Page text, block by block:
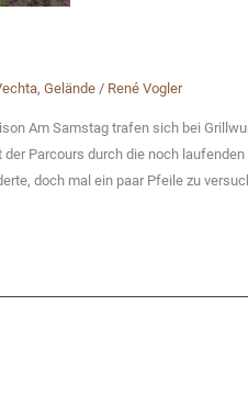
, Gelände / René Vogler
Am Samstag trafen sich bei
Parcours durch die noch
doch mal ein paar Pfeile zu